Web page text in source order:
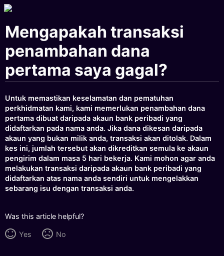
Mengapakah transaksi
penambahan dana
pertama saya gagal?
Untuk memastikan keselamatan dan pematuhan
perkhidmatan kami, kami memerlukan penambahan dana
pertama dibuat daripada akaun bank peribadi yang
didaftarkan pada nama anda. Jika dana dikesan daripada
akaun yang bukan milik anda, transaksi akan ditolak. Dalam
kes ini, jumlah tersebut akan dikreditkan semula ke akaun
pengirim dalam masa 5 hari bekerja. Kami mohon agar anda
melakukan transaksi daripada akaun bank peribadi yang
didaftarkan atas nama anda sendiri untuk mengelakkan
sebarang isu dengan transaksi anda.
Was this article helpful?
Yes No